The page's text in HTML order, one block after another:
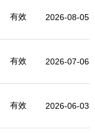
有效 2026-08-05
有效 2026-07-06
有效 2026-06-03